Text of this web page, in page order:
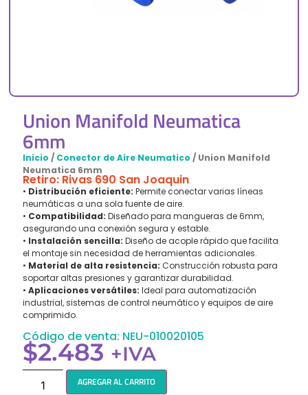
Union Manifold Neumatica
6mm
Inicio / Conector de Aire Neumatico / Union Manifold
Neumatica 6mm
Retiro: Rivas 690 San Joaquin
• Distribución eficiente: Permite conectar varias líneas
neumáticas a una sola fuente de aire.
• Compatibilidad: Diseñado para mangueras de 6mm,
asegurando una conexión segura y estable.
• Instalación sencilla: Diseño de acople rápido que facilita
el montaje sin necesidad de herramientas adicionales.
• Material de alta resistencia: Construcción robusta para
soportar altas presiones y garantizar durabilidad.
•Aplicaciones versátiles: Ideal para automatización
industrial, sistemas de control neumático y equipos de aire
comprimido.
Código de venta: NEU-010020105
$2.483 +IVA
AGREGAR AL CARRITO